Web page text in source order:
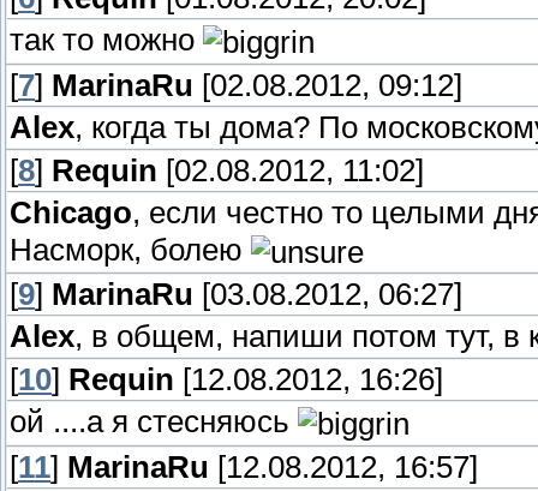
так то можно
[7] MarinaRu [02.08.2012, 09:12]
Alex, когда ты дома? По
[8] Requin [02.08.2012, 11:02]
Chicago, если честно то целыми
Насморк, болею
[9] MarinaRu [03.08.2012, 06:27]
Alex, в общем, напиши потом тут, в
[10] Requin [12.08.2012, 16:26]
ой ....а я стесняюсь
[11] MarinaRu [12.08.2012, 16:57]